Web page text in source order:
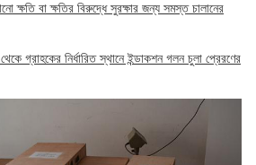
ক্ষতি বা ক্ষতির বিরুদ্ধে সুরক্ষার জন্য সমস্ত চালানের
গ্রাহকের নির্ধারিত স্থানে ইন্ডাকশন গলন চুলা প্রেরণের